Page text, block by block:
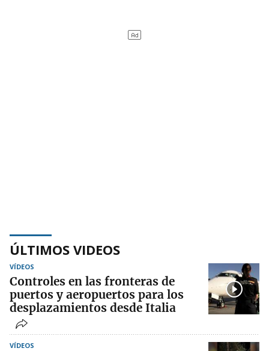
ÚLTIMOS VIDEOS
VÍDEOS
Controles en las fronteras de
puertos y aeropuertos para los
desplazamientos desde Italia
VÍDEOS